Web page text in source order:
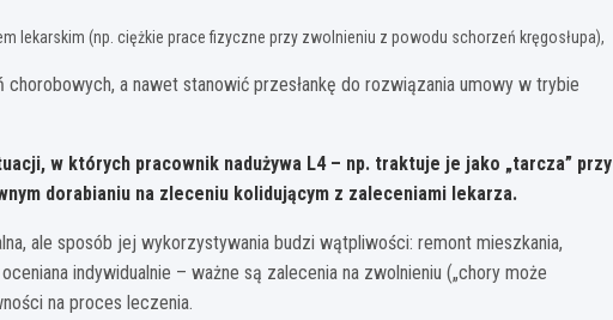
lekarskim (np. ciężkie prace fizyczne przy zwolnieniu z powodu schorzeń kręgosłupa),
a nawet stanowić przesłankę do rozwiązania umowy w trybie
w których pracownik nadużywa L4– np. traktuje je jako „tarcza” przy
dorabianiu na zleceniu kolidującym z zaleceniami lekarza.
ale sposób jej wykorzystywania budzi wątpliwości: remont mieszkania,
indywidualnie – ważne są zalecenia na zwolnieniu („chory może
na proces leczenia.